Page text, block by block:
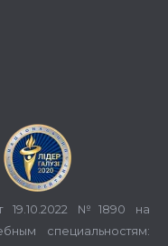
19.10.2022 №1890 на
специальностям: